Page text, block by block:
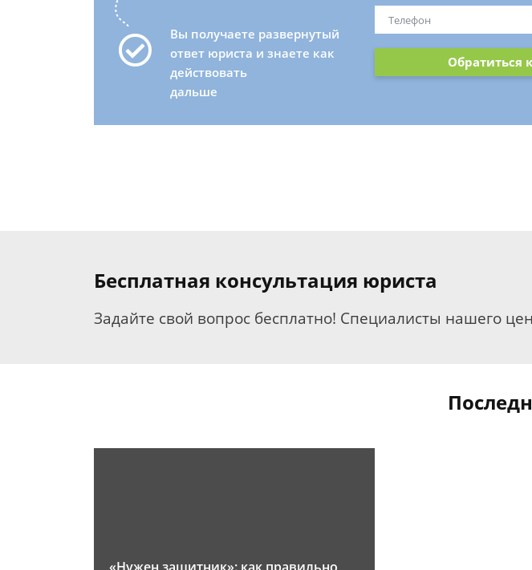
Вы получаете развернутый
ответ юриста и знаете как
действовать
дальше
Обратиться
Бесплатная консультация юриста
Задайте свой вопрос бесплатно! Специалисты нашего